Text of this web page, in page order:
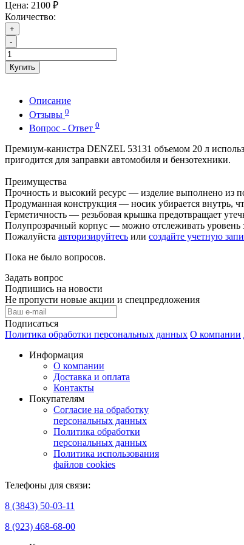
Цена: 2100 ₽
Количество:
+
-
Купить
Описание
Отзывы 0
Вопрос - Ответ 0
Премиум-канистра DENZEL 53131 объемом 20 л
пригодится для заправки автомобиля и бензотехники.
Преимущества
Прочность и высокий ресурс — изделие выполнено из
Продуманная конструкция — носик убирается внутрь,
Герметичность — резьбовая крышка предотвращает
Полупрозрачный корпус — можно отслеживать уровень
Пожалуйста авторизируйтесь или создайте учетную
Пока не было вопросов.
Задать вопрос
Подпишись на новости
Не пропусти новые акции и спецпредложения
Подписаться
Политика обработки персональных данных О компании
Информация
О компании
Доставка и оплата
Контакты
Покупателям
Согласие на обработку
персональных данных
Политика обработки
персональных данных
Политика использования
файлов cookies
Телефоны для связи:
8 (3843) 50-03-11
8 (923) 468-68-00